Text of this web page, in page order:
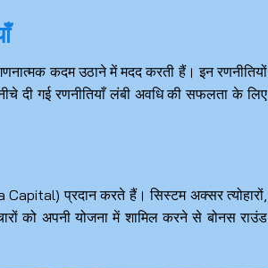
कदम उठाने में मदद करती हैं। इन रणनीतियों
दी गई रणनीतियाँ लंबी अवधि की सफलता के लिए
प्रदान करते हैं। सिस्टम अक्सर त्योहारों,
को अपनी योजना में शामिल करने से बोनस राउंड